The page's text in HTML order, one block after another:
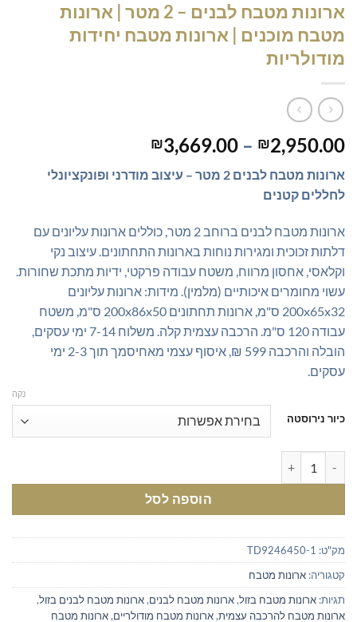
ארונות מטבח לבנים – 2 מטר | ארונות
מטבח מוכנים | ארונות מטבח יחידות
מודולריות
₪2,950.00
–
₪3,669.00
ארונות מטבח לבנים 2 מטר – עיצוב מודרני ופונקציונלי
לחללים קטנים
ארונות מטבח לבנים ברוחב 2 מטר, כוללים ארונות עליונים עם
דלתות זכוכית ומגירות נוחות בארונות התחתונים. עיצוב נקי
וקלאסי, אחסון מרווח, משטח עבודה פרקטי, ידיות מתכת שחורות.
עשוי מחומרים איכותיים (מלמין). מידות: ארונות עליונים
200x65x32 ס"מ, ארונות תחתונים 200x86x50 ס"מ, משטח
עבודה 120 ס"מ. הרכבה עצמית קלה. משלוח 7-14 ימי עסקים,
הובלה והרכבה 599 ₪, איסוף עצמי מאחיסמך תוך 2-3 ימי
עסקים.
כיור נירוסטה
נקה
הוספה לסל
מק"ט: TD9246450-1
קטגוריה: ארונות מטבח
תגיות: ארונות מטבח בזול,ארונות מטבח לבנים,ארונות מטבח לבנים בזול,
ארונות מטבח להרכבה עצמית,ארונות מטבח מודולריים,ארונות מטבח